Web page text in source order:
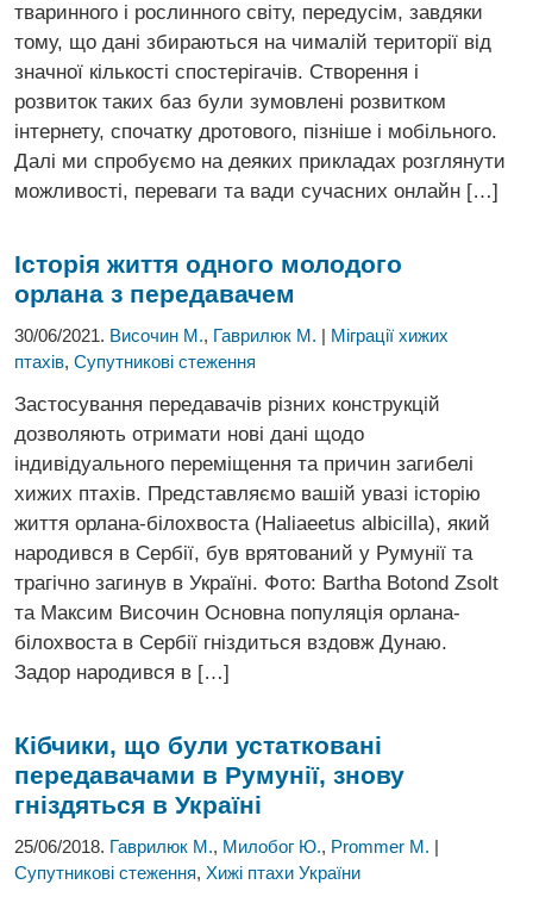
тваринного і рослинного світу, передусім, завдяки
тому, що дані збираються на чималій території від
значної кількості спостерігачів. Створення і
розвиток таких баз були зумовлені розвитком
інтернету, спочатку дротового, пізніше і мобільного.
Далі ми спробуємо на деяких прикладах розглянути
можливості, переваги та вади сучасних онлайн […]
Історія життя одного молодого
орлана з передавачем
30/06/2021. Височин М., Гаврилюк М. | Міграції хижих
птахів, Супутникові стеження
Застосування передавачів різних конструкцій
дозволяють отримати нові дані щодо
індивідуального переміщення та причин загибелі
хижих птахів. Представляємо вашій увазі історію
життя орлана-білохвоста (Haliaeetus albicilla), який
народився в Сербії, був врятований у Румунії та
трагічно загинув в Україні. Фото: Bartha Botond Zsolt
та Максим Височин Основна популяція орлана-
білохвоста в Сербії гніздиться вздовж Дунаю.
Задор народився в […]
Кібчики, що були устатковані
передавачами в Румунії, знову
гніздяться в Україні
25/06/2018. Гаврилюк М., Милобог Ю., Prommer M. |
Супутникові стеження, Хижі птахи України